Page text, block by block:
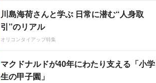
川島海荷さんと学ぶ 日常に潜む“人身取
引”のリアル
オリコンタイアップ特集
マクドナルドが40年にわたり支える「小学
生の甲子園」